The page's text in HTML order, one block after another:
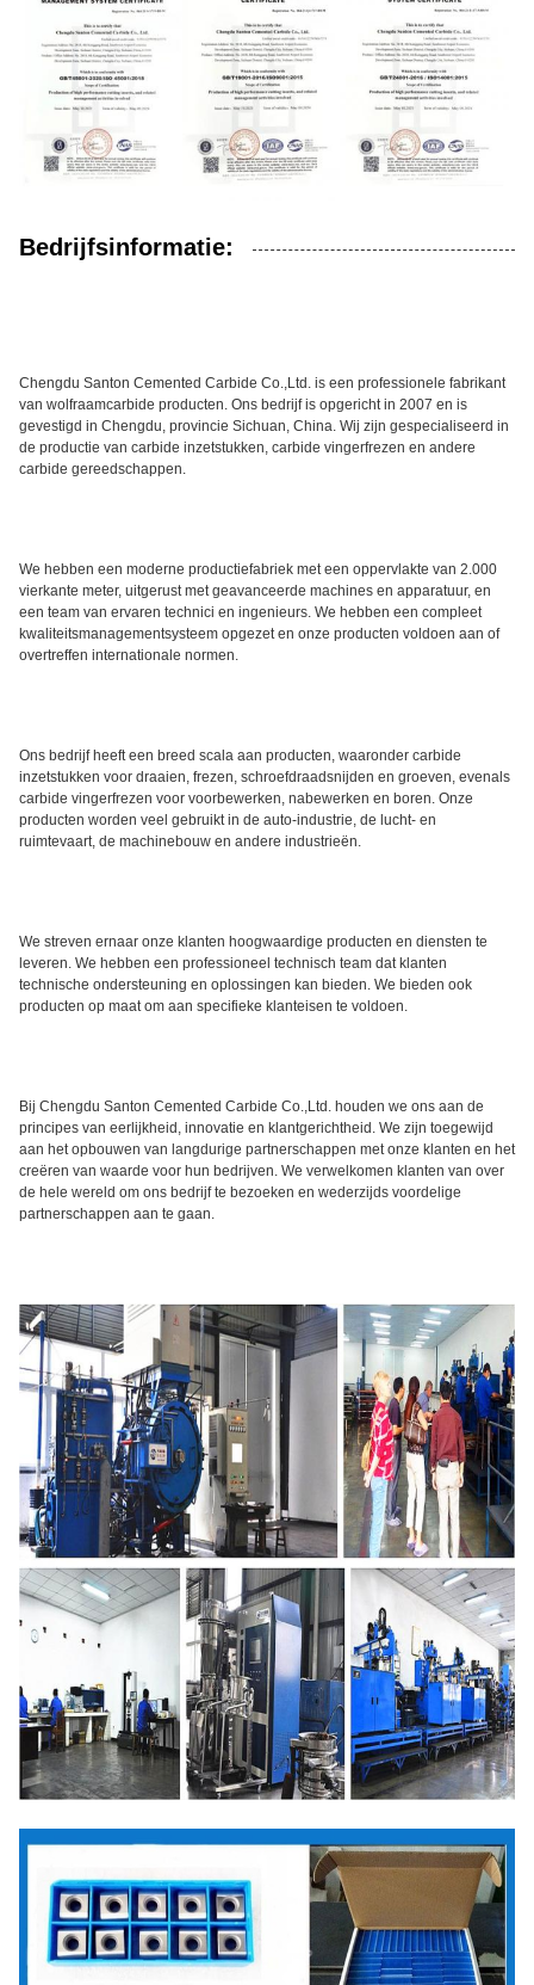
Bedrijfsinformatie:
Chengdu Santon Cemented Carbide Co.,Ltd. is een professionele fabrikant
van wolfraamcarbide producten. Ons bedrijf is opgericht in 2007 en is
gevestigd in Chengdu, provincie Sichuan, China. Wij zijn gespecialiseerd in
de productie van carbide inzetstukken, carbide vingerfrezen en andere
carbide gereedschappen.
We hebben een moderne productiefabriek met een oppervlakte van 2.000
vierkante meter, uitgerust met geavanceerde machines en apparatuur, en
een team van ervaren technici en ingenieurs. We hebben een compleet
kwaliteitsmanagementsysteem opgezet en onze producten voldoen aan of
overtreffen internationale normen.
Ons bedrijf heeft een breed scala aan producten, waaronder carbide
inzetstukken voor draaien, frezen, schroefdraadsnijden en groeven, evenals
carbide vingerfrezen voor voorbewerken, nabewerken en boren. Onze
producten worden veel gebruikt in de auto-industrie, de lucht- en
ruimtevaart, de machinebouw en andere industrieën.
We streven ernaar onze klanten hoogwaardige producten en diensten te
leveren. We hebben een professioneel technisch team dat klanten
technische ondersteuning en oplossingen kan bieden. We bieden ook
producten op maat om aan specifieke klanteisen te voldoen.
Bij Chengdu Santon Cemented Carbide Co.,Ltd. houden we ons aan de
principes van eerlijkheid, innovatie en klantgerichtheid. We zijn toegewijd
aan het opbouwen van langdurige partnerschappen met onze klanten en het
creëren van waarde voor hun bedrijven. We verwelkomen klanten van over
de hele wereld om ons bedrijf te bezoeken en wederzijds voordelige
partnerschappen aan te gaan.